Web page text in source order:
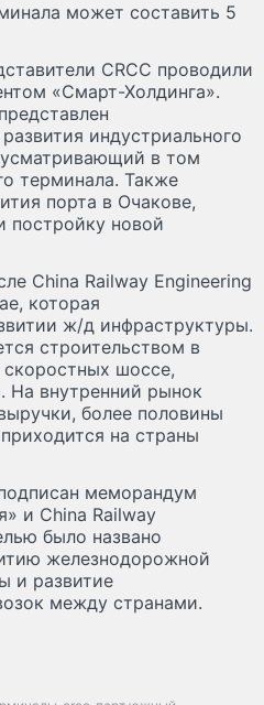
может составить 5
CRCC проводили
«Смарт-Холдинга».
индустриального
в том
терминала. Также
порта в Очакове,
постройку новой
China Railway Engineering
которая
ж/д инфраструктуры.
строительством в
шоссе,
На внутренний рынок
более половины
на страны
меморандум
и China Railway
было названо
железнодорожной
и развитие
между странами.